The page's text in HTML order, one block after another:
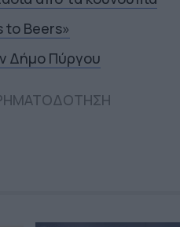
to Beers»
Δήμο Πύργου